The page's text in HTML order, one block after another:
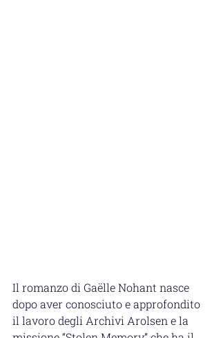
Il romanzo di Gaëlle Nohant nasce
dopo aver conosciuto e approfondito
il lavoro degli Archivi Arolsen e la